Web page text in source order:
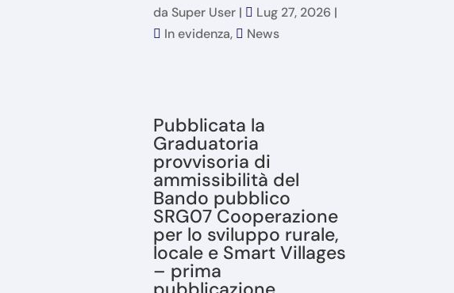
da Super User| Lug 27, 2026 |
In evidenza, News
Pubblicata la
Graduatoria
provvisoria di
ammissibilità del
Bando pubblico
SRG07 Cooperazione
per lo sviluppo rurale,
locale e Smart Villages
– prima